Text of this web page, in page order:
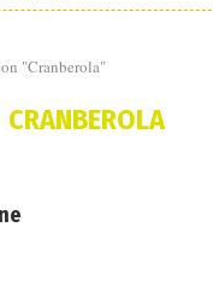
"Cranberola"
CRANBEROLA